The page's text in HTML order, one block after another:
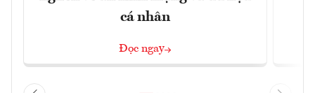
cá nhân
Đọc ngay